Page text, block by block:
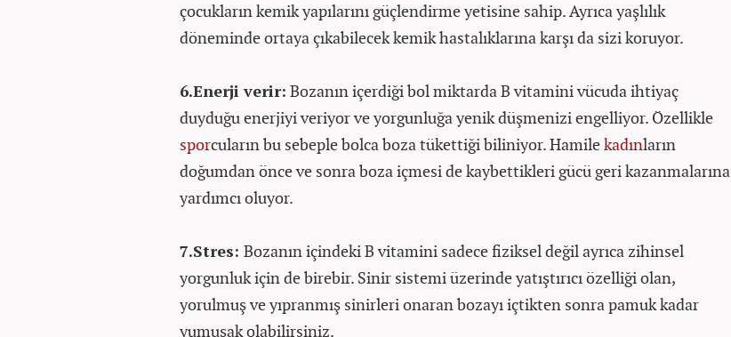
çocukların kemik yapılarını güçlendirme yetisine sahip. Ayrıca yaşlılık
döneminde ortaya çıkabilecek kemik hastalıklarına karşı da sizi koruyor.
6.Enerji verir: Bozanın içerdiği bol miktarda B vitamini vücuda ihtiyaç
duyduğu enerjiyi veriyor ve yorgunluğa yenik düşmenizi engelliyor. Özellikle
sporcuların bu sebeple bolca boza tükettiği biliniyor. Hamilekadınların
doğumdan önce ve sonra boza içmesi de kaybettikleri gücü geri kazanmalarına
yardımcı oluyor.
7.Stres: Bozanın içindeki B vitamini sadece fiziksel değil ayrıca zihinsel
yorgunluk için de birebir. Sinir sistemi üzerinde yatıştırıcı özelliği olan,
yorulmuş ve yıpranmış sinirleri onaran bozayı içtikten sonra pamuk kadar
yumuşak olabilirsiniz.